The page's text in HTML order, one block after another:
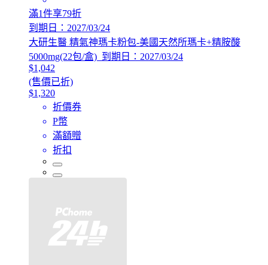
滿1件享79折
到期日：2027/03/24
大研生醫 精氣神瑪卡粉包-美國天然所瑪卡+精胺酸
5000mg(22包/盒)_到期日：2027/03/24
$1,042
(售價已折)
$1,320
折價券
P幣
滿額贈
折扣